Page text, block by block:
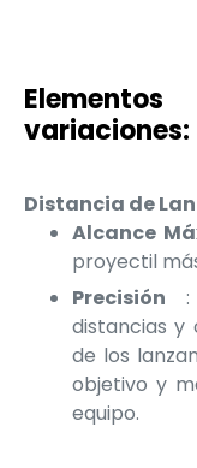
variaciones:
Distancia de
Alcance
proyectil
Precisión :
distancias y
de los
objetivo y
equipo.